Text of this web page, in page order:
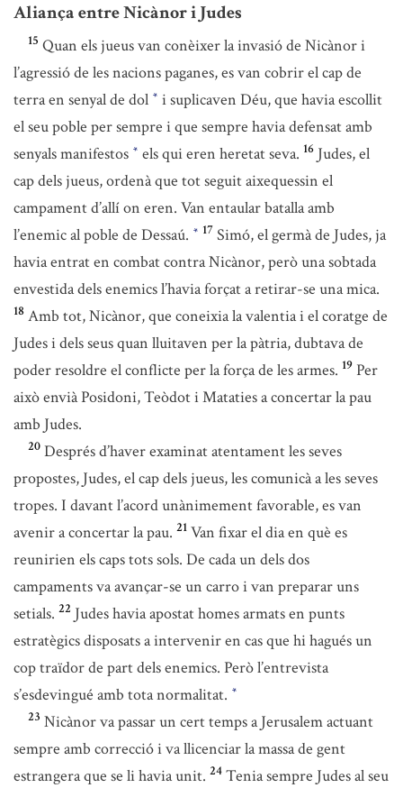
Aliança entre Nicànor i Judes
15 Quan els jueus van conèixer la invasió de Nicànor i
l’agressió de les nacions paganes, es van cobrir el cap de
terra en senyal de dol * i suplicaven Déu, que havia escollit
el seu poble per sempre i que sempre havia defensat amb
senyals manifestos * els qui eren heretat seva. 16 Judes, el
cap dels jueus, ordenà que tot seguit aixequessin el
campament d’allí on eren. Van entaular batalla amb
l’enemic al poble de Dessaú. * 17 Simó, el germà de Judes, ja
havia entrat en combat contra Nicànor, però una sobtada
envestida dels enemics l’havia forçat a retirar-se una mica.
18 Amb tot, Nicànor, que coneixia la valentia i el coratge de
Judes i dels seus quan lluitaven per la pàtria, dubtava de
poder resoldre el conflicte per la força de les armes. 19 Per
això envià Posidoni, Teòdot i Mataties a concertar la pau
amb Judes.
20 Després d’haver examinat atentament les seves
propostes, Judes, el cap dels jueus, les comunicà a les seves
tropes. I davant l’acord unànimement favorable, es van
avenir a concertar la pau. 21 Van fixar el dia en què es
reunirien els caps tots sols. De cada un dels dos
campaments va avançar-se un carro i van preparar uns
setials. 22 Judes havia apostat homes armats en punts
estratègics disposats a intervenir en cas que hi hagués un
cop traïdor de part dels enemics. Però l’entrevista
s’esdevingué amb tota normalitat. *
23 Nicànor va passar un cert temps a Jerusalem actuant
sempre amb correcció i va llicenciar la massa de gent
estrangera que se li havia unit. 24 Tenia sempre Judes al seu